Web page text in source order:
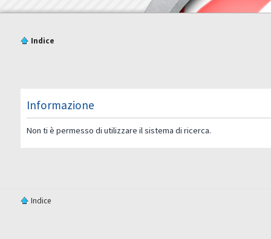
Indice
Informazione
Non ti è permesso di utilizzare il sistema di ricerca.
Indice